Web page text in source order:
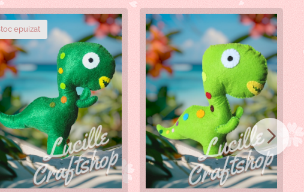
epuizat